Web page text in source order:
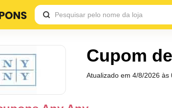
Cupom
Atualizado em4/8/2026 às